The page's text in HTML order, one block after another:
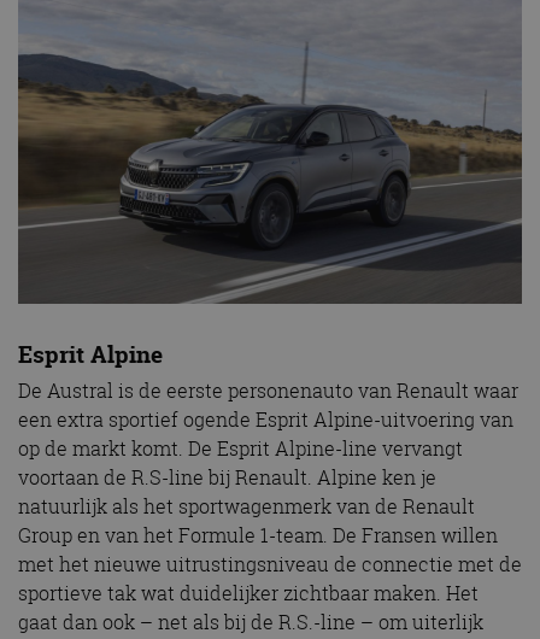
Esprit Alpine
De Austral is de eerste personenauto van Renault waar
een extra sportief ogende Esprit Alpine-uitvoering van
op de markt komt. De Esprit Alpine-line vervangt
voortaan de R.S-line bij Renault. Alpine ken je
natuurlijk als het sportwagenmerk van de Renault
Group en van het Formule 1-team. De Fransen willen
met het nieuwe uitrustingsniveau de connectie met de
sportieve tak wat duidelijker zichtbaar maken. Het
gaat dan ook – net als bij de R.S.-line – om uiterlijk